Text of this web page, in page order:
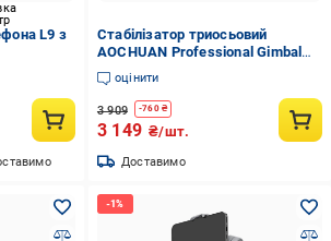
L9 з
3-
Стабілізатор триосьовий
AOCHUAN Professional Gimbal
Stabilizer for Smartphone SMART
X Pro Сірий (19646)
оцінити
3 909 -760₴
3 149 ₴/шт.
Доставимо